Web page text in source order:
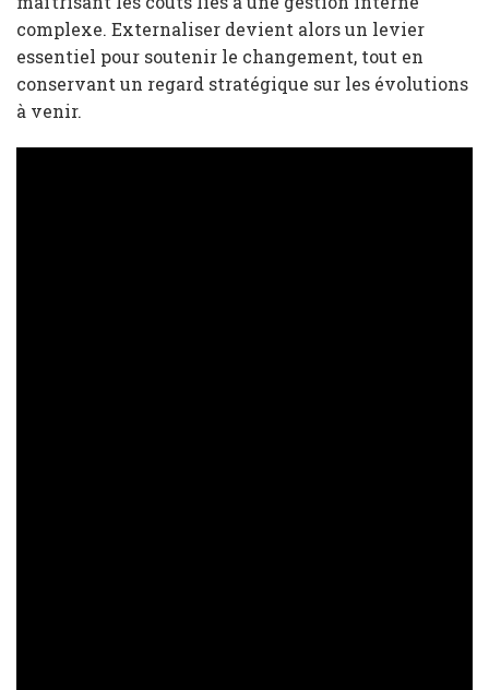
complexe. Externaliser devient alors un levier
essentiel pour soutenir le changement, tout en
conservant un regard stratégique sur les évolutions
à venir.